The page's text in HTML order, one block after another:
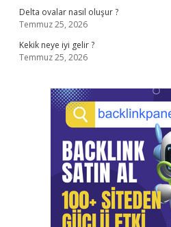
Delta ovalar nasıl oluşur ?
Temmuz 25, 2026
Kekik neye iyi gelir ?
Temmuz 25, 2026